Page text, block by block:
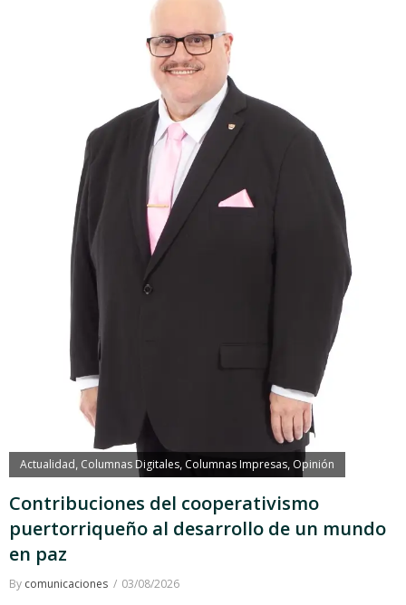
Actualidad Columnas Digitales, Columnas Impresas, Opinión
Contribuciones del cooperativismo
puertorriqueño al desarrollo de un mundo
en paz
By comunicaciones 03/08/2026